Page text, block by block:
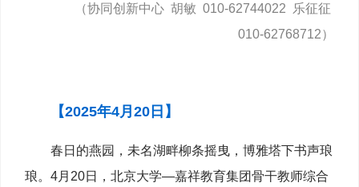
（协同创新中心 胡敏 010-62744022 乐征征
010-62768712）
【2025年4月20日】
春日的燕园，未名湖畔柳条摇曳，博雅塔下书声琅
琅。4月20日，北京大学—嘉祥教育集团骨干教师综合